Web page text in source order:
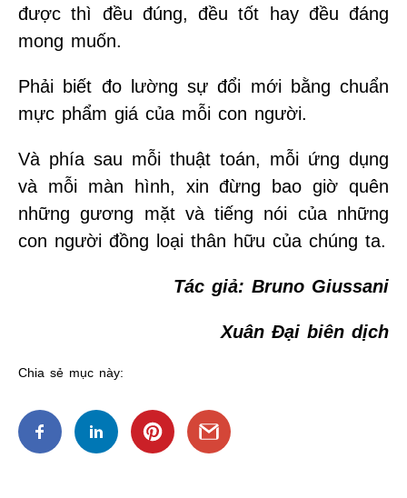
được thì đều đúng, đều tốt hay đều đáng
mong muốn.
Phải biết đo lường sự đổi mới bằng chuẩn
mực phẩm giá của mỗi con người.
Và phía sau mỗi thuật toán, mỗi ứng dụng
và mỗi màn hình, xin đừng bao giờ quên
những gương mặt và tiếng nói của những
con người đồng loại thân hữu của chúng ta.
Tác giả: Bruno Giussani
Xuân Đại biên dịch
Chia sẻ mục này: